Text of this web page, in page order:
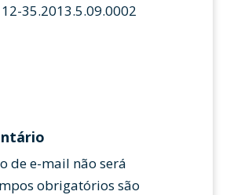
35.2013.5.09.0002
de e-mail não será
obrigatórios são